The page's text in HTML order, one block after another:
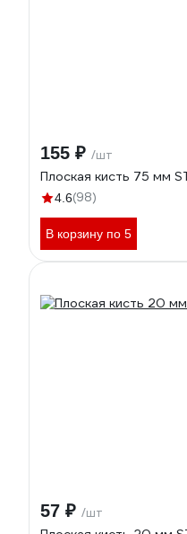
155 ₽ /шт
Плоская кисть 75 мм
4.6(98)
В корзину по 5
57 ₽ /шт